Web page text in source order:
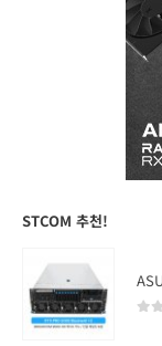
STCOM 추천!